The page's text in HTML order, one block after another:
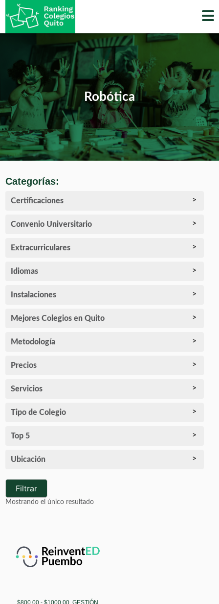
to
content
Robótica
Categorías:
Certificaciones
Convenio Universitario
Extracurriculares
Idiomas
Instalaciones
Mejores Colegios en Quito
Metodología
Precios
Servicios
Tipo de Colegio
Top 5
Ubicación
Filtrar
Mostrando el único resultado
$800,00 - $1000,00, GESTIÓN